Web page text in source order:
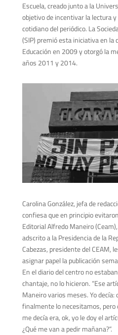
Escuela, creado junto a la
objetivo de incentivar la lectura
cotidiano del periódico. La
(SIP) premió esta iniciativa en la
Educación en 2009 y otorgó la
años 2011 y 2014.
Carolina González, jefa de
confiesa que en principio
Editorial Alfredo Maneiro
adscrito a la Presidencia de la
Cabezas, presidente del CEAM,
asignar papel la publicación
En el diario del centro no
chantaje, no lo hicieron. “Ese
Maneiro varios meses. Yo
finalmente lo necesitamos, pero
me decía era, ok, yo le doy el
¿Qué me van a pedir mañana?”.